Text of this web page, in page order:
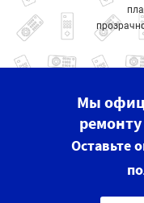
Мы
Оставьте